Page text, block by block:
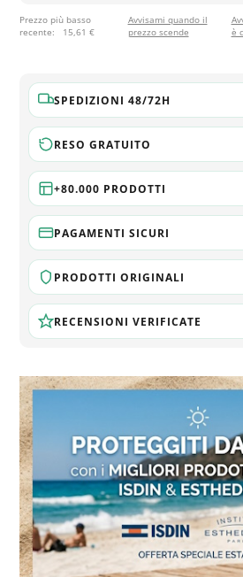
Prezzo più basso
recente:
15,61 €
Avvisami quando il
prezzo scende
è
SPEDIZIONI 48/72H
RESO GRATUITO
+80.000 PRODOTTI
PAGAMENTI SICURI
PRODOTTI ORIGINALI
RECENSIONI VERIFICATE